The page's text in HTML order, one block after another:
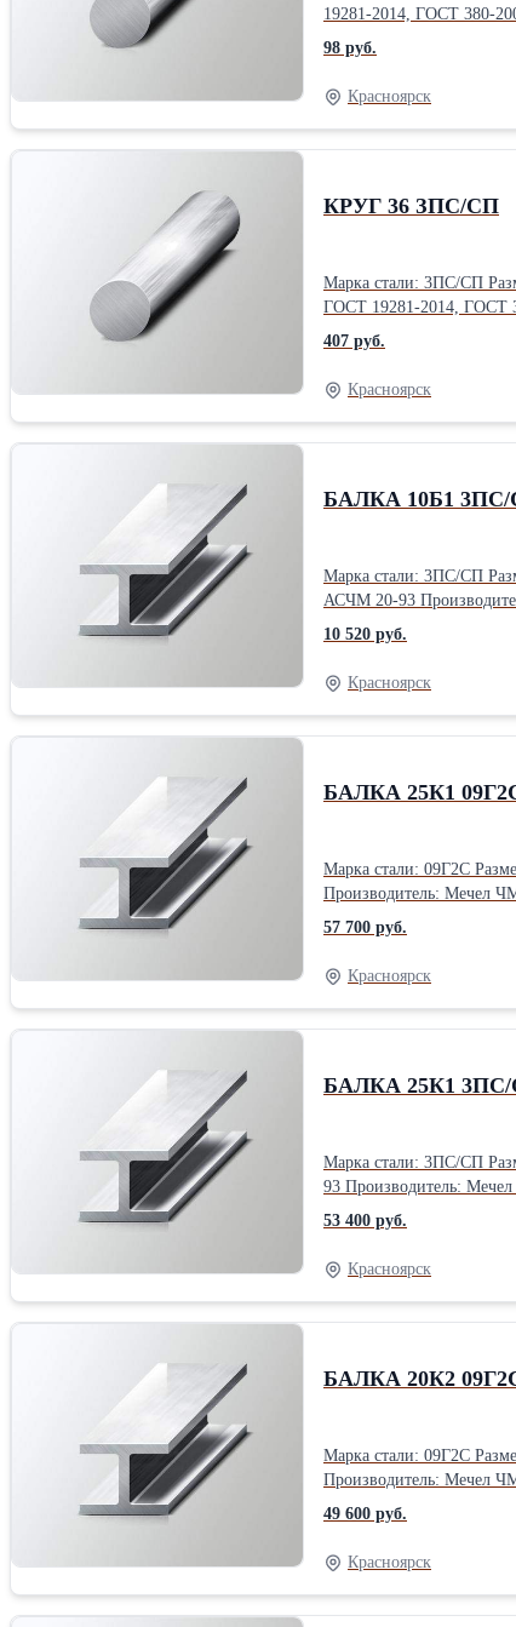
98 руб.
Красноярск
КРУГ 36 ЗПС/СП
Марка стали: 3ПС/СП Размер: н/д 4-6 м Диаметр: 36 мм Тип: гладкий Класс: B1 Форма выпуска: прутки Гост, ТУ: ГОСТ 1050-2013, ГОСТ 2590-2006, ГОСТ 2879-2006,
407 руб.
Красноярск
БАЛКА 10Б1
Марка стали: 3ПС/СП Размер: 12 м Тип: Б (общестроительная) Класс: С255 Форма выпуска: хлысты Гост, ТУ: ГОСТ 27772-2015, ГОСТ 19281-2014, ГОСТ 19425-74, СТО
АСЧМ 20-93
10 520 руб.
Красноярск
БАЛКА 25К1
Марка стали: 09Г2С Размер: 12 м Тип: К (колонная) Класс: С345 Форма выпуска: хлысты Гост, ТУ: ГОСТ 27772-2015, ГОСТ 19281-2014, ГОСТ 19425-74, СТО АСЧМ 20-93
Производитель: Мечел
57 700 руб.
Красноярск
БАЛКА 25К1
Марка стали: 3ПС/СП Размер: 12 м Тип: К (колонная) Класс: С255 Форма выпуска: хлысты Гост, ТУ: ГОСТ 27772-2015, ГОСТ 19281-2014, ГОСТ 19425-74, СТО АСЧМ 20-
93 Производитель:
53 400 руб.
Красноярск
БАЛКА 20К2
Марка стали: 09Г2С Размер: 12 м Тип: К (колонная) Класс: С345 Форма выпуска: хлысты Гост, ТУ: ГОСТ 27772-2015, ГОСТ 19281-2014, ГОСТ 19425-74, СТО АСЧМ 20-93
Производитель: Мечел
49 600 руб.
Красноярск